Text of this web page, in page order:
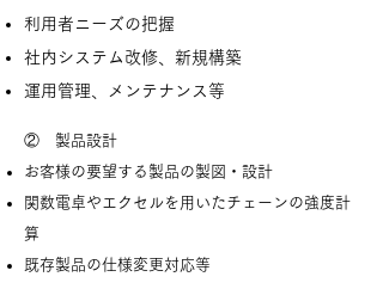
利用者ニーズの把握
社内システム改修、新規構築
運用管理、メンテナンス等
② 製品設計
お客様の要望する製品の製図・設計
関数電卓やエクセルを用いたチェーンの強度計
算
既存製品の仕様変更対応等